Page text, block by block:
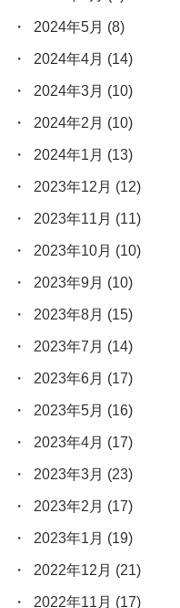
2024年5月 (8)
2024年4月 (14)
2024年3月 (10)
2024年2月 (10)
2024年1月 (13)
2023年12月 (12)
2023年11月 (11)
2023年10月 (10)
2023年9月 (10)
2023年8月 (15)
2023年7月 (14)
2023年6月 (17)
2023年5月 (16)
2023年4月 (17)
2023年3月 (23)
2023年2月 (17)
2023年1月 (19)
2022年12月 (21)
2022年11月 (17)